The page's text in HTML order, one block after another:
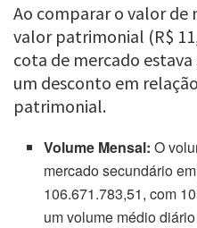
Ao comparar o valor de
valor patrimonial (R$
cota de mercado
um desconto em
patrimonial.
Volume Mensal: O
mercado secundário
106.671.783,51, com
um volume médio